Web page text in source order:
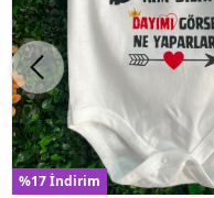
%17 İndirim